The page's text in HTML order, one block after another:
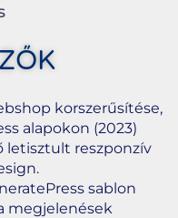
korszerűsítése,
alapokon (2023)
letisztult reszponzív
sablon
megjelenések